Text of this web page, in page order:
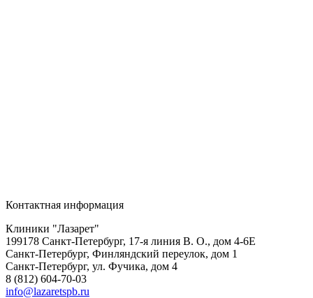
Контактная информация
Клиники "Лазарет"
199178 Санкт-Петербург, 17-я линия В. О., дом 4-6Е
Санкт-Петербург, Финляндский переулок, дом 1
Санкт-Петербург, ул. Фучика, дом 4
8 (812) 604-70-03
info@lazaretspb.ru